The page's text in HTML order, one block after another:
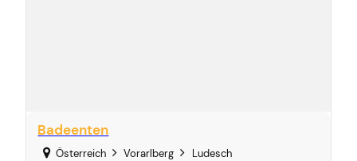
Badeenten
Österreich Vorarlberg
Ludesch